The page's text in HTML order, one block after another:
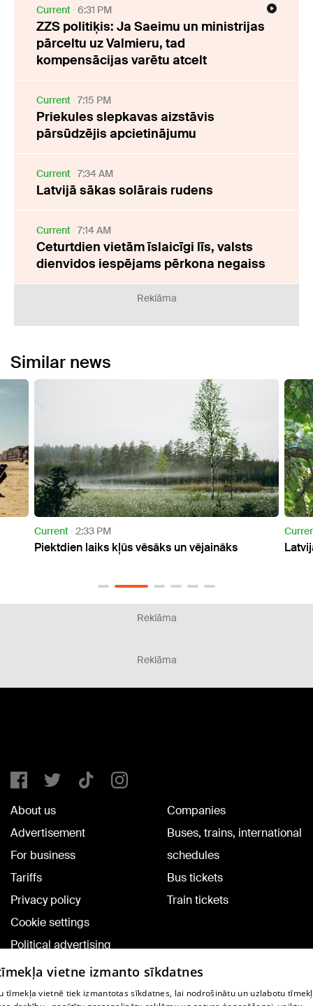
Current 6:31 PM
ZZS politiķis: Ja Saeimu un ministrijas
pārceltu uz Valmieru, tad
kompensācijas varētu atcelt
Current 7:15 PM
Priekules slepkavas aizstāvis
pārsūdzējis apcietinājumu
Current 7:34 AM
Latvijā sākas solārais rudens
Current 7:14 AM
Ceturtdien vietām īslaicīgi līs, valsts
dienvidos iespējams pērkona negaiss
Reklāma
Similar news
Current 2:33 PM
Piektdien laiks kļūs vēsāks un vējaināks
Reklāma
Reklāma
About us
Advertisement
For business
Tariffs
Privacy policy
Cookie settings
Political advertising
Cookie policy
Commenting terms
Companies
Buses, trains, international
schedules
Bus tickets
Train tickets
vietne izmanto sīkdatnes
tīmekļa vietnē tiek izmantotas sīkdatnes, lai nodrošinātu un uzlabotu